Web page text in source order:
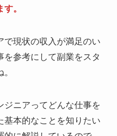
。
で現状の収入が満足のい
を参考にして副業をスタ
ジニアってどんな仕事を
基本的なことを知りたい